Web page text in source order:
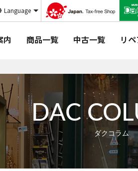
Language
内 商品一覧 中古一覧 リ
DAC
ダクコラム